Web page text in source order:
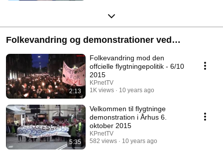
Folkevandring og demonstrationer ved
folketingets åbning 2015
2:13
Folkevandring mod den
offcielle flygtningepolitik - 6/10
2015
KPnetTV
1K views
10 years ago
5:35
Velkommen til flygtninge
demonstration i Århus 6.
oktober 2015
KPnetTV
582 views
10 years ago